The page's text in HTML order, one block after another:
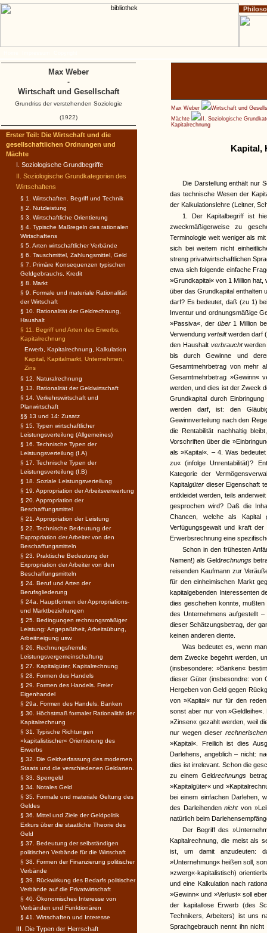
Max Weber
Wirtschaft und
Mächte
II. Soziologische
Kapitalrechnung
Kapital,
Die Darstellung enthält nur
das technische Wesen der
der Kalkulationslehre (Leitner,
1. Der Kapitalbegriff ist
zweckmäßigerweise zu
Terminologie weit weniger als
sich bei weitem nicht
streng privatwirtschaftlichen
etwa sich folgende einfache
»Grundkapital« von 1 Million
über das Grundkapital enthalten
darf? Es bedeutet, daß (zu 1)
Inventur und ordnungsmäßige
»Passiva«, der über 1 Million
Verwendung verteiltwerden darf
den Haushalt verbraucht
bis durch Gewinne und
Gesamtmehrbetrag von mehr
Gesamtmehrbetrag »Gewinn«
werden, und dies ist der Zweck
Grundkapital durch
werden darf, ist: den
Gewinnverteilung nach den
die Rentabilität nachhaltig
Vorschriften über die
als »Kapital«. – 4. Was
zu« (infolge Unrentabilität)?
Kategorie der
Kapitalgüter dieser Eigenschaft
entkleidet werden, teils
gesprochen wird? Daß die
Chancen, welche als Kapital
Verfügungsgewalt und kraft
Erwerbsrechnung eine
Schon in den frühesten
Namen!) als Geldrechnungs
reisenden Kaufmann zur
für den einheimischen Markt
kapitalgebenden Interessenten
dies geschehen konnte,
des Unternehmens aufgestellt
dieser Schätzungsbetrag, der
keinen anderen diente.
Was bedeutet es, wenn
dem Zwecke begehrt werden,
(insbesondere: »Banken«
dieser Güter (insbesondre: von
Hergeben von Geld gegen
von »Kapital« nur für den
sonst aber nur von
»Zinsen« gezahlt werden, weil
nur wegen dieser
»Kapital«. Freilich ist dies
Darlehens, angeblich – nicht:
dies ist irrelevant. Schon die
zu einem Geldrechnungs
»Kapitalgüter« und
bei einem einfachen Darlehen,
des Darleihendennicht von
natürlich beim
Der Begriff des
Kapitalrechnung, die meist als
ist, um damit anzudeuten:
»Unternehmung« heißen soll,
»zwerg«-kapitalistisch)
und eine Kalkulation nach
»Gewinn« und »Verlust« soll
der kapitallose Erwerb (des
Technikers, Arbeiters) ist uns
Sprachgebrauch nennt ihn
Erster Teil: Die Wirtschaft und die
gesellschaftlichen Ordnungen und
Mächte
I. Soziologische Grundbegriffe
II. Soziologische Grundkategorien des
Wirtschaftens
§ 1. Wirtschaften. Begriff und Technik
§ 2. Nutzleistung
§ 3. Wirtschaftliche Orientierung
§ 4. Typische Maßregeln des rationalen
Wirtschaftens
§ 5. Arten wirtschaftlicher Verbände
§ 6. Tauschmittel, Zahlungsmittel, Geld
§ 7. Primäre Konsequenzen typischen
Geldgebrauchs, Kredit
§ 8. Markt
§ 9. Formale und materiale Rationalität
der Wirtschaft
§ 10. Rationalität der Geldrechnung,
Haushalt
§ 11. Begriff und Arten des Erwerbs,
Kapitalrechnung
Erwerb, Kapitalrechnung, Kalkulation
Kapital, Kapitalmarkt, Unternehmen,
Zins
§ 12. Naturalrechnung
§ 13. Rationalität der Geldwirtschaft
§ 14. Verkehrswirtschaft und
Planwirtschaft
§§ 13 und 14: Zusatz
§ 15. Typen wirtschaftlicher
Leistungsverteilung (Allgemeines)
§ 16. Technische Typen der
Leistungsverteilung (I.A)
§ 17. Technische Typen der
Leistungsverteilung (I.B)
§ 18. Soziale Leistungsverteilung
§ 19. Appropriation der Arbeitsverwertung
§ 20. Appropriation der
Beschaffungsmittel
§ 21. Appropriation der Leistung
§ 22. Technische Bedeutung der
Expropriation der Arbeiter von den
Beschaffungsmitteln
§ 23. Praktische Bedeutung der
Expropriation der Arbeiter von den
Beschaffungsmitteln
§ 24. Beruf und Arten der
Berufsgliederung
§ 24a. Hauptformen der Appropriations-
und Marktbeziehungen
§ 25. Bedingungen rechnungsmäßiger
Leistung: Angepaßtheit, Arbeitsübung,
Arbeitneigung usw.
§ 26. Rechnungsfremde
Leistungsvergemeinschaftung
§ 27. Kapitalgüter, Kapitalrechnung
§ 28. Formen des Handels
§ 29. Formen des Handels. Freier
Eigenhandel
§ 29a. Formen des Handels. Banken
§ 30. Höchstmaß formaler Rationalität der
Kapitalrechnung
§ 31. Typische Richtungen
»kapitalistischer« Orientierung des
Erwerbs
§ 32. Die Geldverfassung des modernen
Staats und die verschiedenen Geldarten.
§ 33. Sperrgeld
§ 34. Notales Geld
§ 35. Formale und materiale Geltung des
Geldes
§ 36. Mittel und Ziele der Geldpolitik
Exkurs über die staatliche Theorie des
Geld
§ 37. Bedeutung der selbständigen
politischen Verbände für die Wirtschaft
§ 38. Formen der Finanzierung politischer
Verbände
§ 39. Rückwirkung des Bedarfs politischer
Verbände auf die Privatwirtschaft
§ 40. Ökonomisches Interesse von
Verbänden und Funktionären
§ 41. Wirtschaften und Interesse
III. Die Typen der Herrschaft
Max Weber
-
Wirtschaft und Gesellschaft
Grundriss der verstehenden Soziologie
(1922)